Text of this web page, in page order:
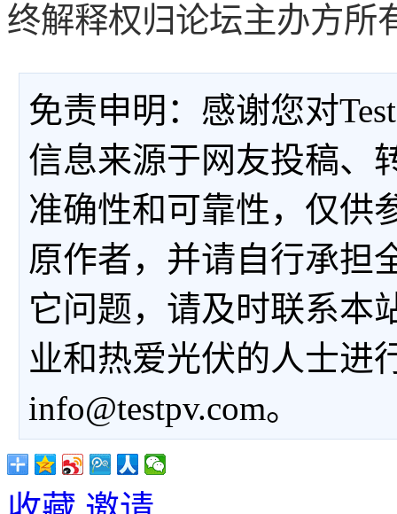
终解释权归论坛主办方所
免责申明：感谢您对
信息来源于网友投稿、
准确性和可靠性，仅供
原作者，并请自行承担
它问题，请及时联系本
业和热爱光伏的人士进
info@testpv.com。